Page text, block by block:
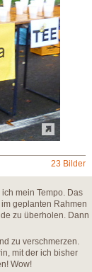
23 Bilder
mein Tempo. Das
geplanten Rahmen
zu überholen. Dann
zu verschmerzen.
mit der ich bisher
Wow!